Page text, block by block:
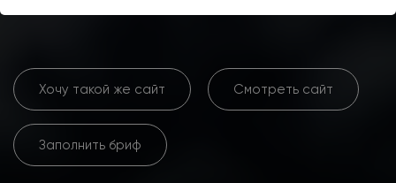
Хочу такой же сайт Смотреть сайт
Заполнить бриф